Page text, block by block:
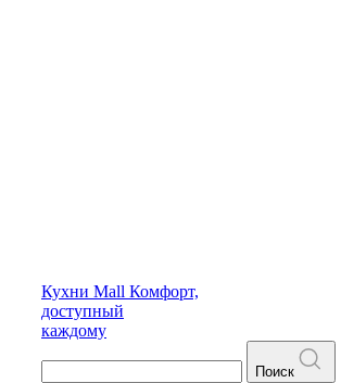
Кухни Mall Комфорт,
доступный
каждому
Поиск